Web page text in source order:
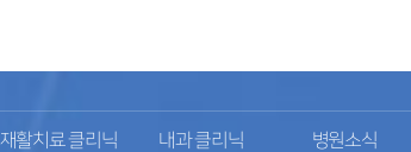
재활치료 클리닉 내과 클리닉 병원소식